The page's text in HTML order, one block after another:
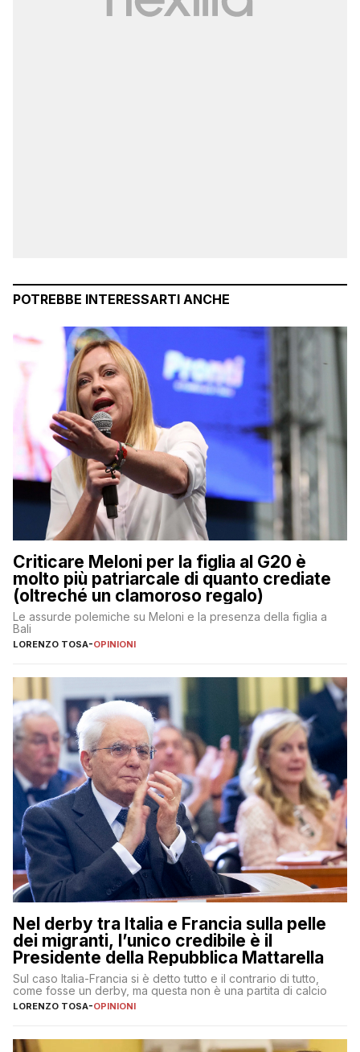
POTREBBE INTERESSARTI ANCHE
Criticare Meloni per la figlia al G20 è
molto più patriarcale di quanto crediate
(oltreché un clamoroso regalo)
Le assurde polemiche su Meloni e la presenza della figlia a
Bali
LORENZO TOSA-OPINIONI
Nel derby tra Italia e Francia sulla pelle
dei migranti, l’unico credibile è il
Presidente della Repubblica Mattarella
Sul caso Italia-Francia si è detto tutto e il contrario di tutto,
come fosse un derby, ma questa non è una partita di calcio
LORENZO TOSA-OPINIONI